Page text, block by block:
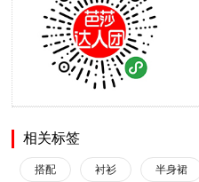
相关标签
搭配 衬衫 半身裙